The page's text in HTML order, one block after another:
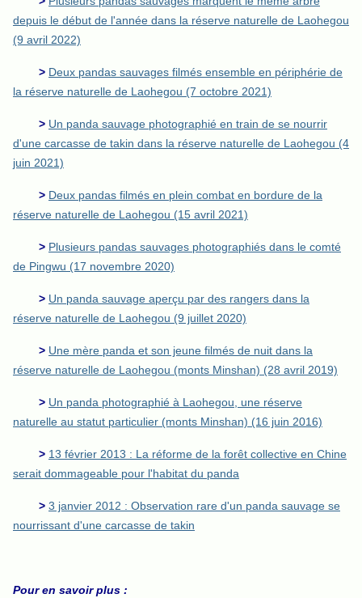
depuis le début de l'année dans la réserve naturelle de Laohegou
(9 avril 2022)
> Deux pandas sauvages filmés ensemble en périphérie de
la réserve naturelle de Laohegou (7 octobre 2021)
> Un panda sauvage photographié en train de se nourrir
d'une carcasse de takin dans la réserve naturelle de Laohegou (4
juin 2021)
> Deux pandas filmés en plein combat en bordure de la
réserve naturelle de Laohegou (15 avril 2021)
> Plusieurs pandas sauvages photographiés dans le comté
de Pingwu (17 novembre 2020)
> Un panda sauvage aperçu par des rangers dans la
réserve naturelle de Laohegou (9 juillet 2020)
> Une mère panda et son jeune filmés de nuit dans la
réserve naturelle de Laohegou (monts Minshan) (28 avril 2019)
> Un panda photographié à Laohegou, une réserve
naturelle au statut particulier (monts Minshan) (16 juin 2016)
> 13 février 2013 : La réforme de la forêt collective en Chine
serait dommageable pour l'habitat du panda
> 3 janvier 2012 : Observation rare d'un panda sauvage se
nourrissant d'une carcasse de takin
Pour en savoir plus :